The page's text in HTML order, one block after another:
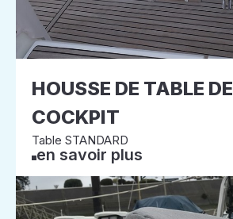
HOUSSE DE TABLE DE
COCKPIT
Table STANDARD
en savoir plus